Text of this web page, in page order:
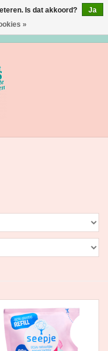
Is dat akkoord?
Ja
»